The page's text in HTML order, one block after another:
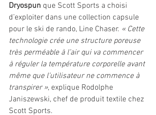
Dryospun que Scott Sports a choisi
d’exploiter dans une collection capsule
pour le ski de rando, Line Chaser. « Cette
technologie crée une structure poreuse
très perméable à l’air qui va commencer
à réguler la température corporelle avant
même que l’utilisateur ne commence à
transpirer », explique Rodolphe
Janiszewski, chef de produit textile chez
Scott Sports.